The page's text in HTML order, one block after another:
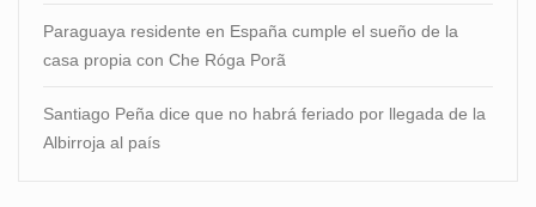
Paraguaya residente en España cumple el sueño de la
casa propia con Che Róga Porã
Santiago Peña dice que no habrá feriado por llegada de la
Albirroja al país